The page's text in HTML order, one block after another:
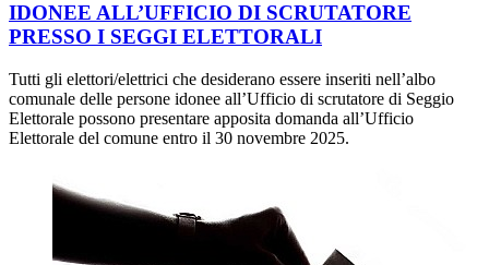
IDONEE ALL’UFFICIO DI SCRUTATORE
PRESSO I SEGGI ELETTORALI
Tutti gli elettori/elettrici che desiderano essere inseriti nell’albo
comunale delle persone idonee all’Ufficio di scrutatore di Seggio
Elettorale possono presentare apposita domanda all’Ufficio
Elettorale del comune entro il 30 novembre 2025.